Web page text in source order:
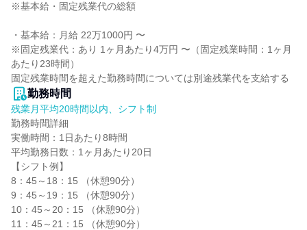
※基本給・固定残業代の総額
・基本給：月給 22万1000円 〜
※固定残業代：あり 1ヶ月あたり4万円 〜（固定残業時間：1ヶ月
あたり23時間）
固定残業時間を超えた勤務時間については別途残業代を支給する
勤務時間
残業月平均20時間以内、シフト制
勤務時間詳細
実働時間：1日あたり8時間
平均勤務日数：1ヶ月あたり20日
【シフト例】
8：45～18：15 （休憩90分）
9：45～19：15 （休憩90分）
10：45～20：15 （休憩90分）
11：45～21：15 （休憩90分）